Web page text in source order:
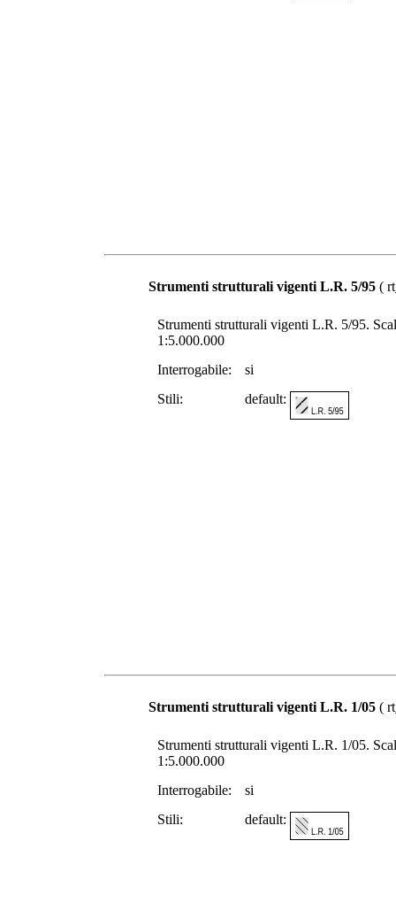
Strumenti strutturali vigenti L.R. 5/95 (
Strumenti strutturali vigenti L.R. 5/95.
1:5.000.000
Interrogabile:
si
Stili:
default:
Strumenti strutturali vigenti L.R. 1/05 (
Strumenti strutturali vigenti L.R. 1/05.
1:5.000.000
Interrogabile:
si
Stili:
default: